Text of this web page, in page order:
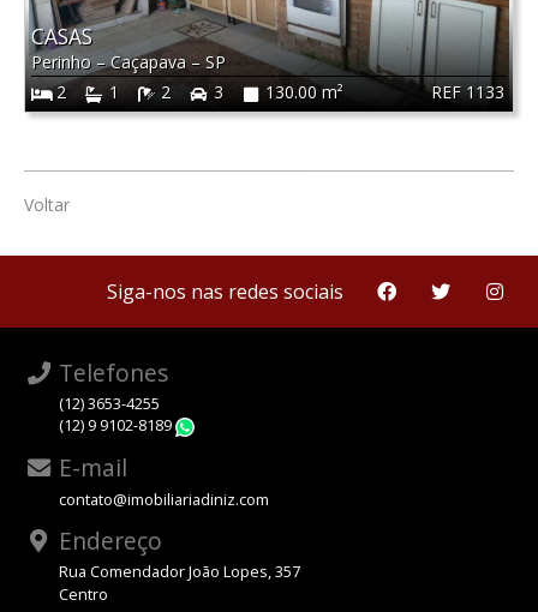
REF 1133
CASAS
Perinho –Caçapava – SP
2
1 2 3 130.00 m²
Voltar
Siga-nos nas redes sociais
Telefones
(12) 3653-4255
(12) 9 9102-8189
E-mail
contato@imobiliariadiniz.com
Endereço
Rua Comendador João Lopes, 357
Centro